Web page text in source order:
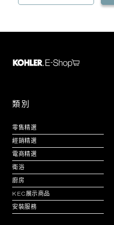
類別
零售精選
經銷精選
電商精選
衛浴
廚房
KEC展示商品
安裝服務